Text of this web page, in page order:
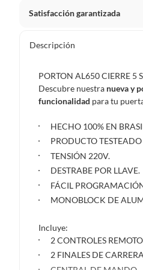
Satisfacción garantizada
Debe estar en perfecto
Productos que, por su
Confeccionados a la medida.
En sodimac.cl te damos30
etiquetas y sin uso, tal
Productos digitales que
programas para el
Productos a pedido o
remanufacturados o con
Alimentos, bebidas,
Pinturas de un color a
Descripción
PORTON AL650 CIERRE 5
Descubre nuestra nueva y
funcionalidad para tu
HECHO 100% EN
PRODUCTO
TENSIÓN 220V.
DESTRABE POR LLAVE.
FÁCIL
MONOBLOCK DE
Incluye:
2 CONTROLES
2 FINALES DE